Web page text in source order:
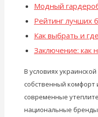
Модный
Рейтинг лучших
Как выбрать и
Заключение: как
В условиях
собственный
современные
национальные бренды